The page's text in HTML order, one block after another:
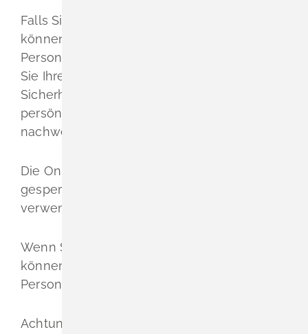
Falls Sie Ihr Sperrkennwort verloren haben,
können Sie es bei der
Personalausweisbehörde erfragen, bei der
Sie Ihren Ausweis beantragt haben. Aus
Sicherheitsgründen müssen Sie hier
persönlich erscheinen und Ihre Identität
nachweisen.
Die Online-Ausweisfunktion wird umgehend
gesperrt. Sie können sie dann vorerst nicht
verwenden.
Wenn Sie Ihren Ausweis wiederfinden,
können Sie die Sperrung von Ihrer
Personalausweisbehörde aufheben lassen.
Achtung: Auch bei Sperrung der Online-